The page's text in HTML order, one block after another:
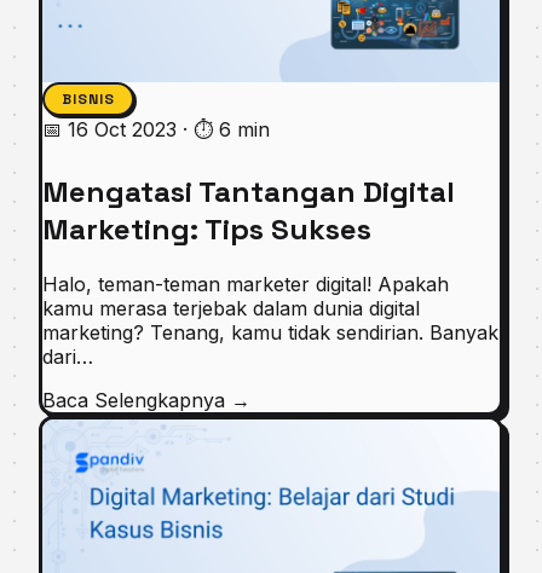
BISNIS
📅 16 Oct 2023 · ⏱ 6 min
Mengatasi Tantangan Digital
Marketing: Tips Sukses
Halo, teman-teman marketer digital! Apakah
kamu merasa terjebak dalam dunia digital
marketing? Tenang, kamu tidak sendirian. Banyak
dari…
Baca Selengkapnya →